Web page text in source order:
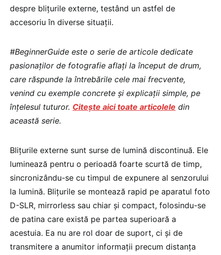
despre blițurile externe, testând un astfel de
accesoriu în diverse situații.
#BeginnerGuide este o serie de articole dedicate
pasionaților de fotografie aflați la început de drum,
care răspunde la întrebările cele mai frecvente,
venind cu exemple concrete și explicații simple, pe
înțelesul tuturor. Citește aici toate articolele din
această serie.
Blițurile externe sunt surse de lumină discontinuă. Ele
luminează pentru o perioadă foarte scurtă de timp,
sincronizându-se cu timpul de expunere al senzorului
la lumină. Blițurile se montează rapid pe aparatul foto
D-SLR, mirrorless sau chiar și compact, folosindu-se
de patina care există pe partea superioară a
acestuia. Ea nu are rol doar de suport, ci și de
transmitere a anumitor informații precum distanța